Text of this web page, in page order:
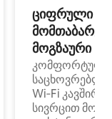
ციფრული
მოგზაური
კომფორტული
Wi‑Fi
სივრცით